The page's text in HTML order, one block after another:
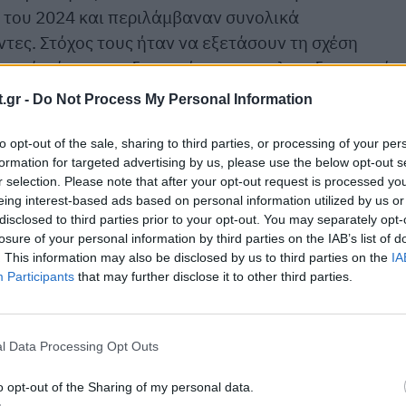
- Do Not Process My Personal Information
opt-out of the sale, sharing to third parties, or processing of your
for targeted advertising by us, please use the below opt-out
selection. Please note that after your opt-out request is processed
interest-based ads based on personal information utilized by us
to third parties prior to your opt-out. You may separately
of your personal information by third parties on the IAB’s list of
This information may also be disclosed by us to third parties on the
Participants that may further disclose it to other third parties.
Data Processing Opt Outs
opt-out of the Sharing of my personal data.
2024 και περιλάμβαναν συνολικά
Στόχος τους ήταν να εξετάσουν τη σχέση
όπως η ενδομητρίωση, το πολυενδοκρινικό
και οι ακανόνιστοι εμμηνορροϊκοί κύκλοι,
διαταραχές, οι ερευνητές κατέληξαν
τέτοια διαταραχή είχαν:
και εγκεφαλοαγγειακής νόσου
δηλαδή καρδιακής βλάβης που
νόσου, όπως εγκεφαλικό, ανεύρυσμα
της καρωτίδας
ωοθηκών, ενδομητρίωση ή και τα δύο είχαν